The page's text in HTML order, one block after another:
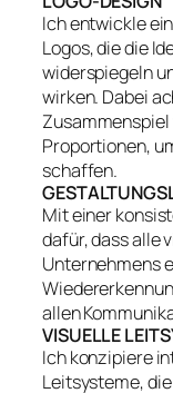
Ich entwickle
Logos, die die
widerspiegeln
wirken. Dabei
Zusammenspiel
Proportionen,
schaffen.
Mit einer
dafür, dass alle
Unternehmens
allen
VISUELLE
Ich konzipiere
Leitsysteme,